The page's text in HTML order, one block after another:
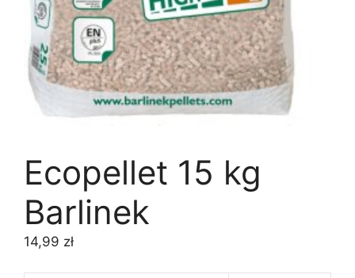
Ecopellet 15 kg
Barlinek
14,99 zł